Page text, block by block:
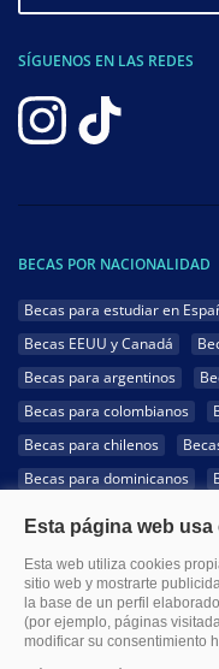
SÍGUENOS EN LAS REDES
BECAS POR NACIONALIDAD
Becas para estudiar en
Becas EEUU y Canadá
Becas para argentinos
Becas para colombianos
Becas para chilenos
Becas para dominicanos
Becas para hondureños
Becas para uruguayos